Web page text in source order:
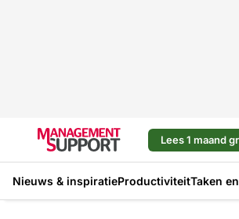
Lees 1 maand
Nieuws & inspiratieProductiviteitTaken